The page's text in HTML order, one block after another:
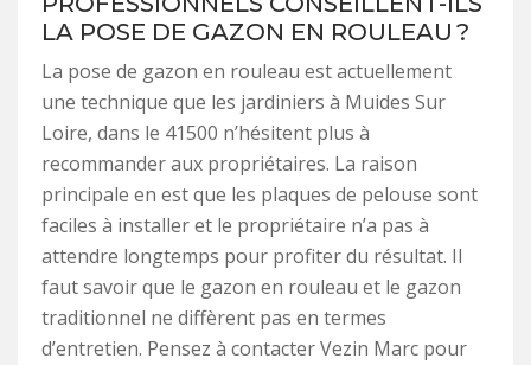
LA POSE DE GAZON EN ROULEAU ?
La pose de gazon en rouleau est actuellement
une technique que les jardiniers à Muides Sur
Loire, dans le 41500 n’hésitent plus à
recommander aux propriétaires. La raison
principale en est que les plaques de pelouse sont
faciles à installer et le propriétaire n’a pas à
attendre longtemps pour profiter du résultat. Il
faut savoir que le gazon en rouleau et le gazon
traditionnel ne diffèrent pas en termes
d’entretien. Pensez à contacter Vezin Marc pour